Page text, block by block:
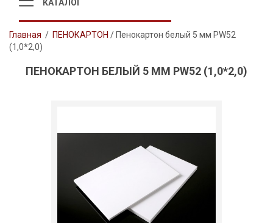
КАТАЛОГ
Главная / ПЕНОКАРТОН / Пенокартон белый 5 мм PW52
(1,0*2,0)
ПЕНОКАРТОН БЕЛЫЙ 5 ММ PW52 (1,0*2,0)